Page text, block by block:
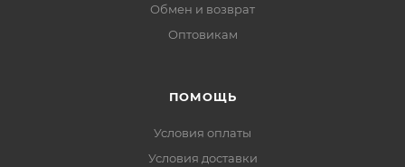
Обмен и возврат
Оптовикам
ПОМОЩЬ
Условия оплаты
Условия доставки